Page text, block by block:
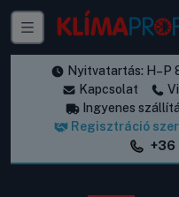
Nyitvatartás: H–P
Kapcsolat
Ingyenes
Regisztráció
+36